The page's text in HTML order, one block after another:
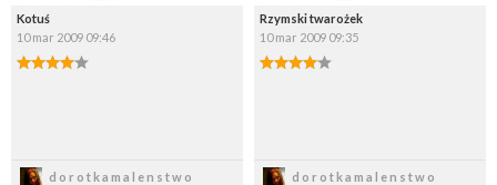
Kotuś
10 mar 2009 09:46
dorotkamalenstwo
Rzymski twarożek
10 mar 2009 09:35
dorotkamalenstwo